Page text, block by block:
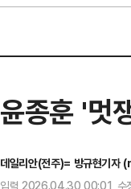
윤종훈 '멋
데일리안(전주)= 방규현기
입력 2026.04.30 00:01